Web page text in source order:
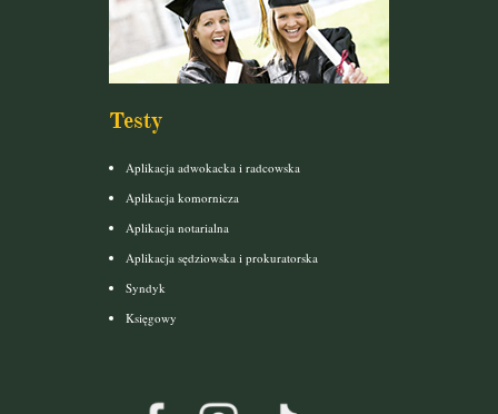
Testy
Aplikacja adwokacka i radcowska
Aplikacja komornicza
Aplikacja notarialna
Aplikacja sędziowska i prokuratorska
Syndyk
Księgowy